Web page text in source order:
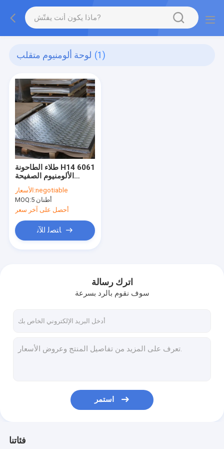
لوحة ألومنيوم متقلب (1)
طلاء الطاحونة H14 6061
الألومنيوم الصفيحة
المربعة الفضة
الأسعار:negotiable
MOQ:
5 أطنان
أحصل على آخر سعر
ﺎﺘﺼﻟ ﺍﻶﻧ
اترك رسالة
سوف نقوم بالرد بسرعة
استمر
فئاتنا